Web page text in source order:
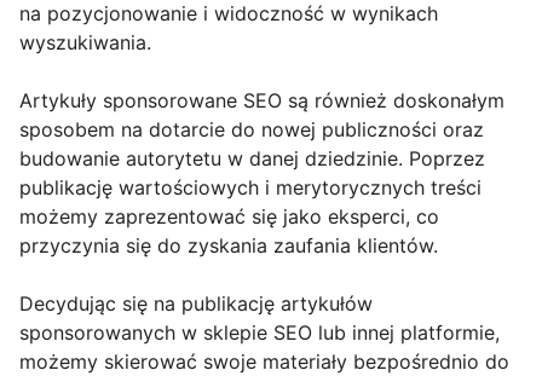
na pozycjonowanie i widoczność w wynikach
wyszukiwania.
Artykuły sponsorowane SEO są również doskonałym
sposobem na dotarcie do nowej publiczności oraz
budowanie autorytetu w danej dziedzinie. Poprzez
publikację wartościowych i merytorycznych treści
możemy zaprezentować się jako eksperci, co
przyczynia się do zyskania zaufania klientów.
Decydując się na publikację artykułów
sponsorowanych w sklepie SEO lub innej platformie,
możemy skierować swoje materiały bezpośrednio do